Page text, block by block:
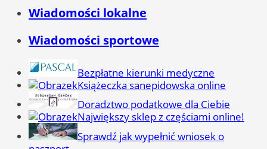
Wiadomości lokalne
Wiadomości sportowe
Bezpłatne kierunki medyczne
Książeczka sanepidowska online
Doradztwo podatkowe dla Ciebie
Największy sklep z częściami online!
Sprawdź jak wypełnić wniosek o